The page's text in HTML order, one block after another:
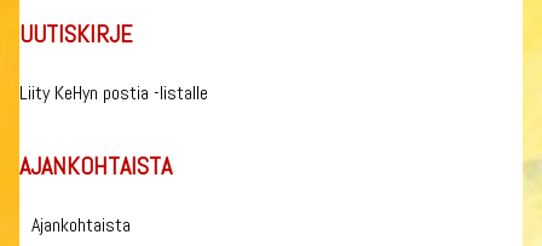
UUTISKIRJE
Liity KeHyn postia -listalle
AJANKOHTAISTA
Ajankohtaista